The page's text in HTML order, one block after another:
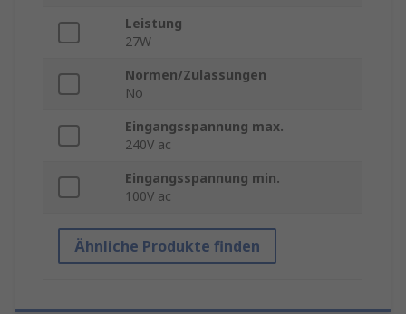
Leistung
27W
Normen/Zulassungen
No
Eingangsspannung max.
240V ac
Eingangsspannung min.
100V ac
Ähnliche Produkte finden